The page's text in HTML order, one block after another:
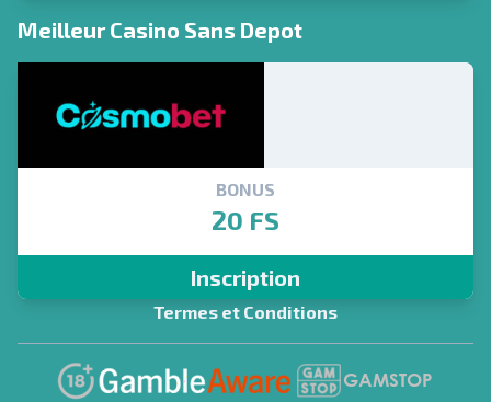
Meilleur Casino Sans Depot
BONUS
20 FS
Inscription
Termes et Conditions